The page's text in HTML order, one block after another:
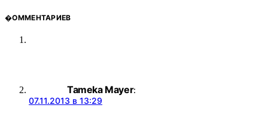
�ОММЕНТАРИЕВ
Tameka Mayer:
07.11.2013 в 13:29